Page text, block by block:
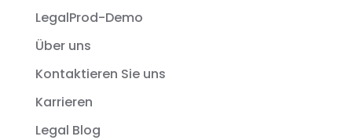
LegalProd-Demo
Über uns
Kontaktieren Sie uns
Karrieren
Legal Blog